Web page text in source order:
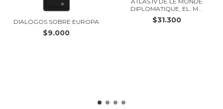
DIALOGOS SOBRE EUROPA
$9.000
DIPLOMATIQUE, EL. M...
$31.300